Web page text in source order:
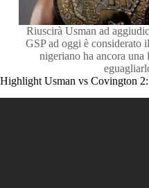
Riuscirà Usman ad
GSP ad oggi è considerato
nigeriano ha ancora una
Highlight Usman vs Covington 2: